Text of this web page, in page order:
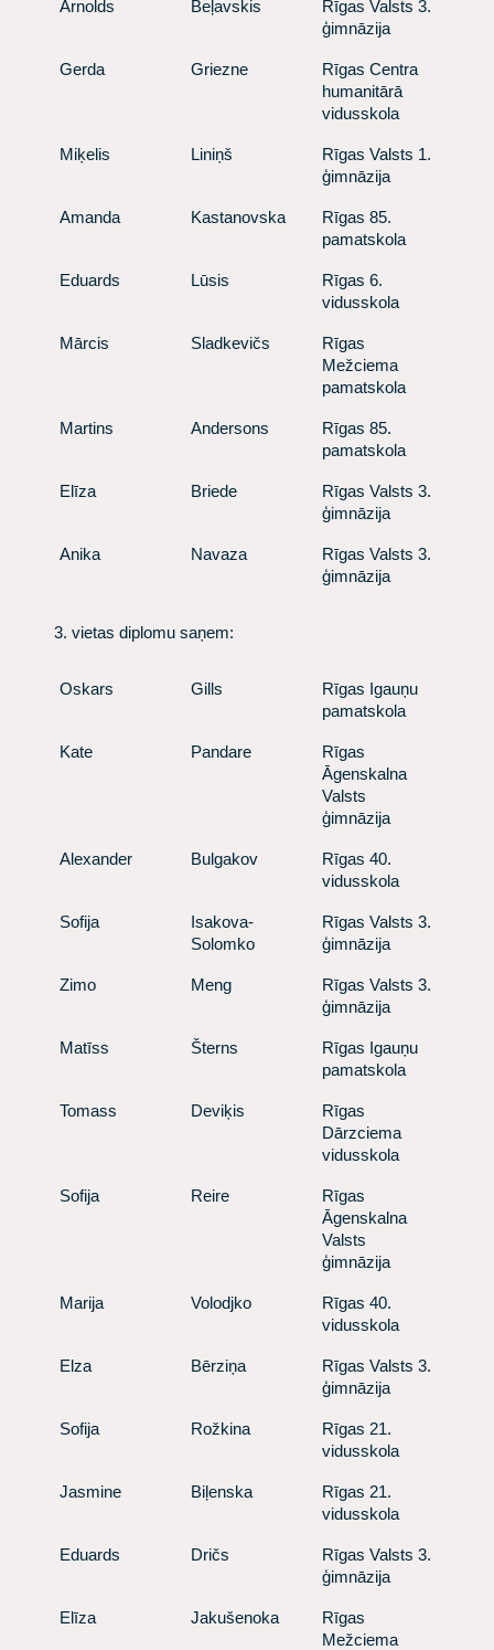
​Arnolds ​Beļavskis
​ Rīgas Valsts 3.
ģimnāzija
​Gerda ​Griezne
​ Rīgas Centra
humanitārā
vidusskola
​Miķelis ​Liniņš
​ Rīgas Valsts 1.
ģimnāzija
​Amanda ​Kastanovska
​ Rīgas 85.
pamatskola
​Eduards ​Lūsis
​ Rīgas 6.
vidusskola
​Mārcis ​Sladkevičs
​ Rīgas
Mežciema
pamatskola
​Martins ​Andersons
​ Rīgas 85.
pamatskola
​Elīza ​Briede
​ Rīgas Valsts 3.
ģimnāzija
​Anika ​Navaza
​ Rīgas Valsts 3.
ģimnāzija
​ 3. vietas diplomu saņem:
​Oskars ​Gills
​ Rīgas Igauņu
pamatskola
​Kate ​Pandare
​ Rīgas
Āgenskalna
Valsts
ģimnāzija
​Alexander ​ Bulgakov
​ Rīgas 40.
vidusskola
​Sofija
​ Isakova-
Solomko
​ Rīgas Valsts 3.
ģimnāzija
​Zimo ​ Meng
​ Rīgas Valsts 3.
ģimnāzija
​Matīss ​ Šterns
​ Rīgas Igauņu
pamatskola
​Tomass ​ Deviķis
​ Rīgas
Dārzciema
vidusskola
​Sofija ​ Reire
​ Rīgas
Āgenskalna
Valsts
ģimnāzija
​Marija ​ Volodjko
​ Rīgas 40.
vidusskola
​Elza ​ Bērziņa
​ Rīgas Valsts 3.
ģimnāzija
​Sofija ​ Rožkina
​ Rīgas 21.
vidusskola
​ Jasmine ​ Biļenska
​ Rīgas 21.
vidusskola
​Eduards ​ Dričs
​ Rīgas Valsts 3.
ģimnāzija
Elīza ​ Jakušenoka
​ Rīgas
Mežciema